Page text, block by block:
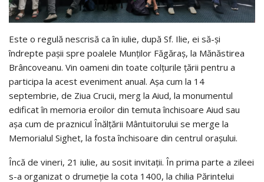
Este o regulă nescrisă ca în iulie, după Sf. Ilie, ei să-și
îndrepte pașii spre poalele Munților Făgăraș, la Mănăstirea
Brâncoveanu. Vin oameni din toate colțurile țării pentru a
participa la acest eveniment anual. Așa cum la 14
septembrie, de Ziua Crucii, merg la Aiud, la monumentul
edificat în memoria eroilor din temuta închisoare Aiud sau
așa cum de praznicul Înălțării Mântuitorului se merge la
Memorialul Sighet, la fosta închisoare din centrul orașului.
Încă de vineri, 21 iulie, au sosit invitații. În prima parte a zileei
s-a organizat o drumeție la cota 1400, la chilia Părintelui